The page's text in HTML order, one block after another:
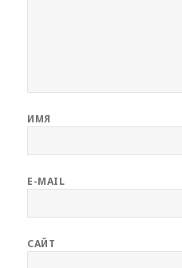
ИМЯ
E-MAIL
САЙТ